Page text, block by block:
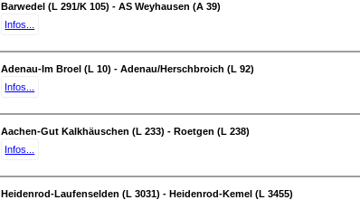
Barwedel (L 291/K 105) - AS Weyhausen (A 39)
Infos...
Adenau-Im Broel (L 10) - Adenau/Herschbroich (L 92)
Infos...
Aachen-Gut Kalkhäuschen (L 233) - Roetgen (L 238)
Infos...
Heidenrod-Laufenselden (L 3031) - Heidenrod-Kemel (L 3455)